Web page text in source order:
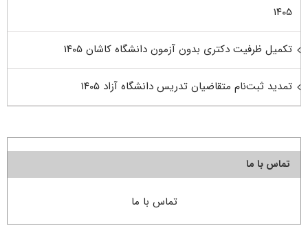
۱۴۰۵
تکمیل ظرفیت دکتری بدون آزمون دانشگاه کاشان ۱۴۰۵
تمدید ثبت‌نام متقاضیان تدریس دانشگاه آزاد ۱۴۰۵
تماس با ما
تماس با ما